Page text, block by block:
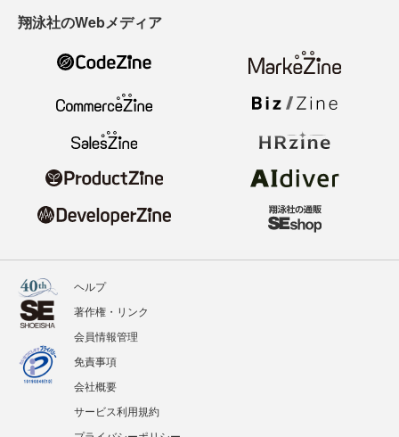
翔泳社のWebメディア
ヘルプ
著作権・リンク
会員情報管理
免責事項
会社概要
サービス利用規約